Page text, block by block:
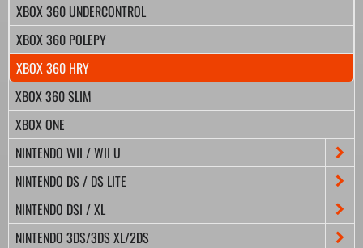
XBOX 360 UNDERCONTROL
XBOX 360 POLEPY
XBOX 360 HRY
XBOX 360 SLIM
XBOX ONE
NINTENDO WII / WII U
NINTENDO DS / DS LITE
NINTENDO DSI / XL
NINTENDO 3DS/3DS XL/2DS